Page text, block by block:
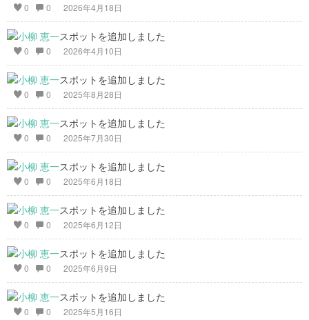
0 0 2026年4月18日
スポットを追加しました
0 0 2026年4月10日
スポットを追加しました
0 0 2025年8月28日
スポットを追加しました
0 0 2025年7月30日
スポットを追加しました
0 0 2025年6月18日
スポットを追加しました
0 0 2025年6月12日
スポットを追加しました
0 0 2025年6月9日
スポットを追加しました
0 0 2025年5月16日